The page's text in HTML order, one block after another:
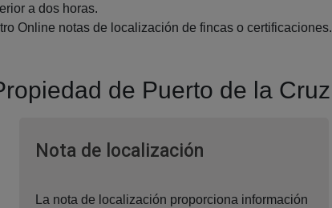
a dos horas.
Online notas de localización de fincas o certificaciones.
de Puerto de la Cruz
Nota de localizaciónVentana nueva
La nota de localización proporciona información